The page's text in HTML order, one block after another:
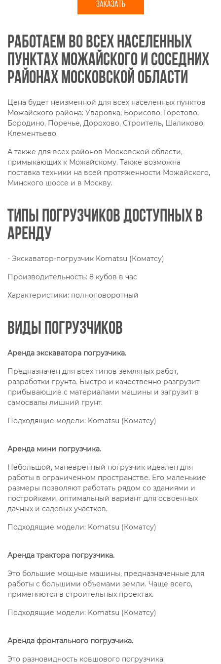
ЗАКАЗАТЬ
Работаем во всех населенных
пунктах Можайского и соседних
районах Московской области
Цена будет неизменной для всех населенных пунктов
Можайского района: Уваровка, Борисово, Горетово,
Бородино, Поречье, Дорохово, Строитель, Шаликово,
Клементьево.
А также для всех районов Московской области,
примыкающих к Можайскому. Также возможна
поставка техники на всей протяженности Можайского,
Минского шоссе и в Москву.
Типы погрузчиков доступных в
аренду
- Экскаватор-погрузчик Komatsu (Коматсу)
Производительность: 8 кубов в час
Характеристики: полноповоротный
Виды погрузчиков
Аренда экскаватора погрузчика.
Предназначен для всех типов земляных работ,
разработки грунта. Быстро и качественно разгрузит
прибывающие с материалами машины и загрузит в
самосвалы лишний грунт.
Подходящие модели: Komatsu (Коматсу)
Аренда мини погрузчика.
Небольшой, маневренный погрузчик идеален для
работы в ограниченном пространстве. Его маленькие
размеры позволяют работать рядом со зданиями и
постройками, оптимальный вариант для освоенных
дачных и садовых участков.
Подходящие модели: Komatsu (Коматсу)
Аренда трактора погрузчика.
Это большие мощные машины, предназначенные для
работы с большими объемами земли. Чаще всего,
применяются в строительных проектах.
Подходящие модели: Komatsu (Коматсу)
Аренда фронтального погрузчика.
Это разновидность ковшового погрузчика,